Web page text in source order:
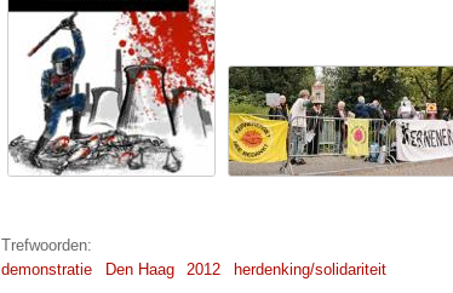
Trefwoorden:
demonstratie
Den Haag 2012 herdenking/solidariteit